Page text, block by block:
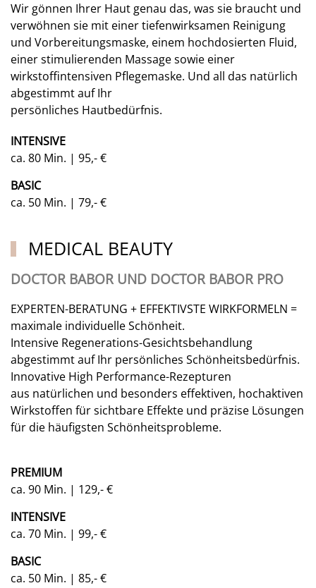
Wir gönnen Ihrer Haut genau das, was sie braucht und
verwöhnen sie mit einer tiefenwirksamen Reinigung
und Vorbereitungsmaske, einem hochdosierten Fluid,
einer stimulierenden Massage sowie einer
wirkstoffintensiven Pflegemaske. Und all das natürlich
abgestimmt auf Ihr
persönliches Hautbedürfnis.
INTENSIVE
ca. 80 Min. | 95,- €
BASIC
ca. 50 Min. | 79,- €
MEDICAL BEAUTY
DOCTOR BABOR UND DOCTOR BABOR PRO
EXPERTEN-BERATUNG + EFFEKTIVSTE WIRKFORMELN =
maximale individuelle Schönheit.
Intensive Regenerations-Gesichtsbehandlung
abgestimmt auf Ihr persönliches Schönheitsbedürfnis.
Innovative High Performance-Rezepturen
aus natürlichen und besonders effektiven, hochaktiven
Wirkstoffen für sichtbare Effekte und präzise Lösungen
für die häufigsten Schönheitsprobleme.
PREMIUM
ca. 90 Min. | 129,- €
INTENSIVE
ca. 70 Min. | 99,- €
BASIC
ca. 50 Min. | 85,- €